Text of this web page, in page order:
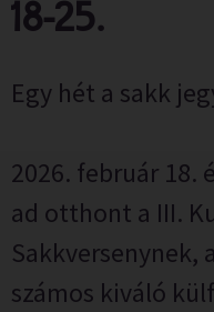
18-25.
Egy hét a sakk
2026. február 18.
ad otthont a III.
Sakkversenynek,
számos kiváló